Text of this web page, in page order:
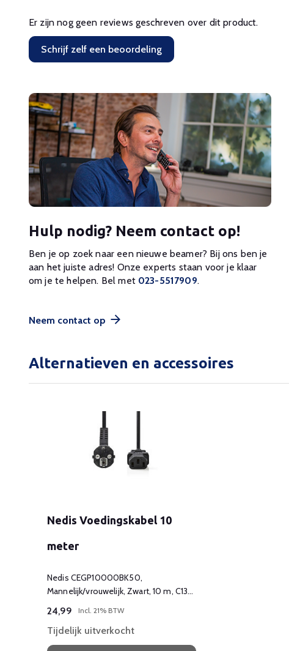
Er zijn nog geen reviews geschreven over dit product.
Schrijf zelf een beoordeling
Hulp nodig? Neem contact op!
Ben je op zoek naar een nieuwe beamer? Bij ons ben je
aan het juiste adres! Onze experts staan voor je klaar
om je te helpen. Bel met 023-5517909.
Neem contact op
Alternatieven en accessoires
Nedis Voedingskabel 10
meter
Nedis CEGP10000BK50,
Mannelijk/vrouwelijk, Zwart, 10 m, C13
24,99 Incl. 21% BTW
Tijdelijk uitverkocht